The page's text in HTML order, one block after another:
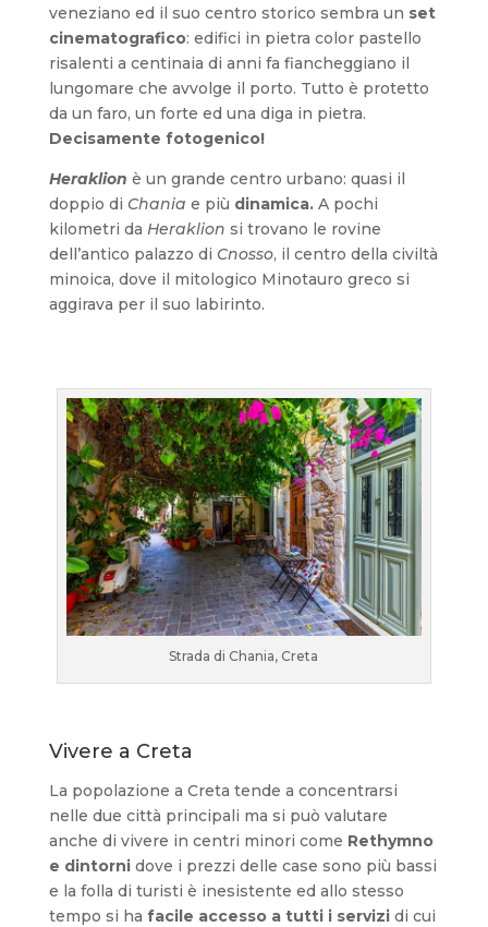
veneziano ed il suo centro storico sembra un set
cinematografico: edifici in pietra color pastello
risalenti a centinaia di anni fa fiancheggiano il
lungomare che avvolge il porto. Tutto è protetto
da un faro, un forte ed una diga in pietra.
Decisamente fotogenico!
Heraklion è un grande centro urbano: quasi il
doppio di Chania e più dinamica.A pochi
kilometri da Heraklion si trovano le rovine
dell’antico palazzo di Cnosso, il centro della civiltà
minoica, dove il mitologico Minotauro greco si
aggirava per il suo labirinto.
Strada di Chania, Creta
Vivere a Creta
La popolazione a Creta tende a concentrarsi
nelle due città principali ma si può valutare
anche di vivere in centri minori come Rethymno
e dintornidove i prezzi delle case sono più bassi
e la folla di turisti è inesistente ed allo stesso
tempo si ha facile accesso a tutti i servizidi cui